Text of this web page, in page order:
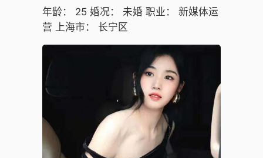
年龄： 25 婚况： 未婚 职业： 新媒体运
营 上海市： 长宁区